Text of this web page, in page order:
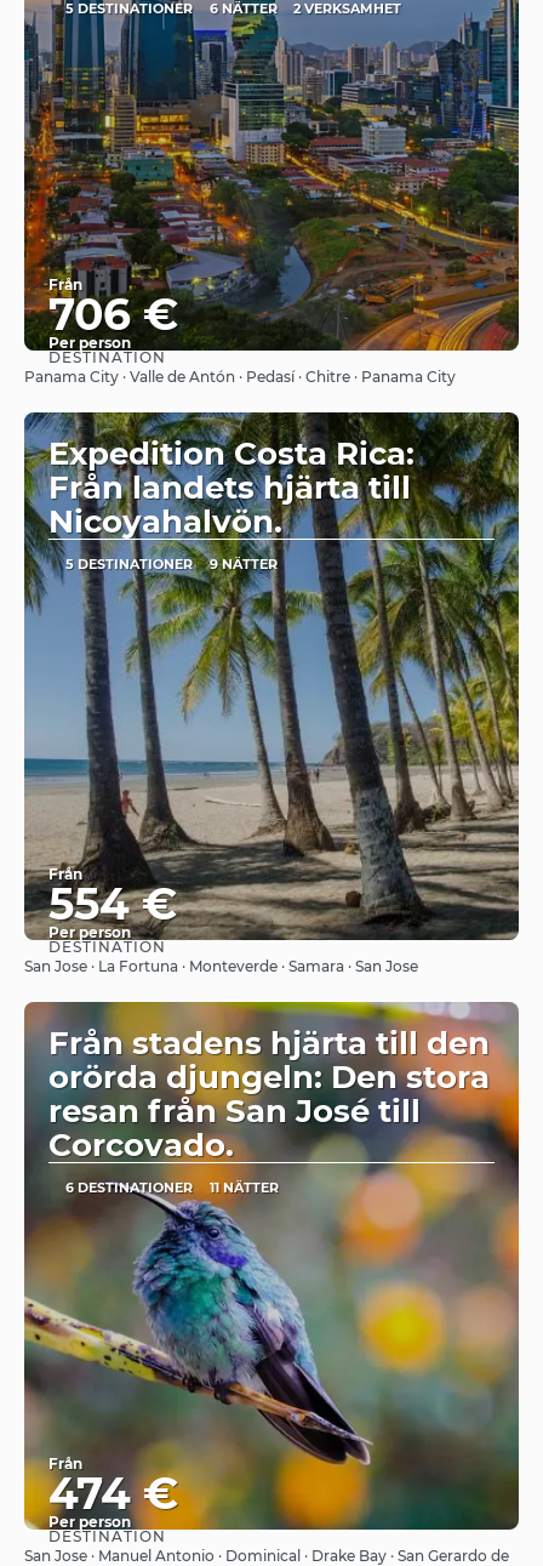
5 DESTINATIONER 6 NÄTTER 2 VERKSAMHET
Från
706 €
Per person
Se
DESTINATION
Panama City · Valle de Antón · Pedasí · Chitre · Panama City
Expedition Costa Rica:
Från landets hjärta till
Nicoyahalvön.
5 DESTINATIONER 9 NÄTTER
Från
554 €
Per person
Se
DESTINATION
San Jose · La Fortuna · Monteverde · Samara · San Jose
Från stadens hjärta till den
orörda djungeln: Den stora
resan från San José till
Corcovado.
6 DESTINATIONER 11 NÄTTER
Från
474 €
Per person
Se
DESTINATION
San Jose · Manuel Antonio · Dominical · Drake Bay · San Gerardo de